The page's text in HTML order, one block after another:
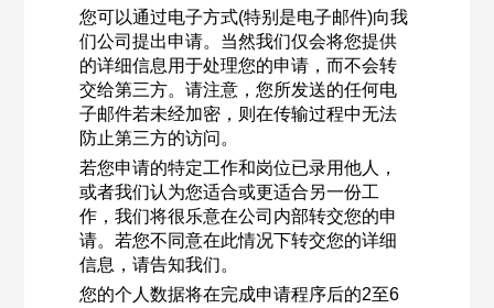
您可以通过电子方式(特别是电子邮件)向我
们公司提出申请。当然我们仅会将您提供
的详细信息用于处理您的申请，而不会转
交给第三方。请注意，您所发送的任何电
子邮件若未经加密，则在传输过程中无法
防止第三方的访问。
若您申请的特定工作和岗位已录用他人，
或者我们认为您适合或更适合另一份工
作，我们将很乐意在公司内部转交您的申
请。若您不同意在此情况下转交您的详细
信息，请告知我们。
您的个人数据将在完成申请程序后的2至6